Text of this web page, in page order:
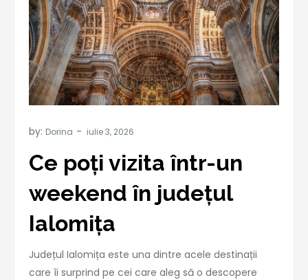
by: Dorina
Ce poți vizita într-un
weekend în județul
Ialomița
Județul Ialomița este una dintre acele destinații
care îi surprind pe cei care aleg să o descopere